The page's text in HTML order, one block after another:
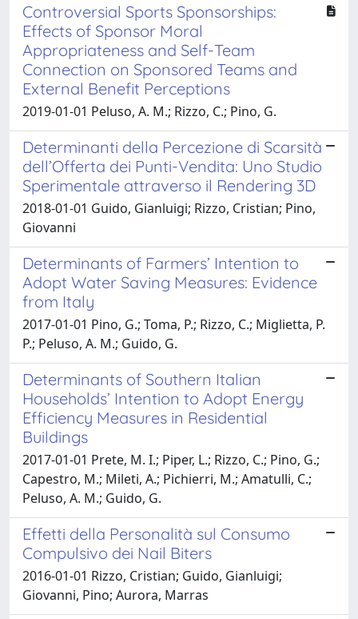
Controversial Sports Sponsorships:
Effects of Sponsor Moral
Appropriateness and Self-Team
Connection on Sponsored Teams and
External Benefit Perceptions
2019-01-01 Peluso, A. M.; Rizzo, C.; Pino, G.
Determinanti della Percezione di Scarsità
dell’Offerta dei Punti-Vendita: Uno Studio
Sperimentale attraverso il Rendering 3D
2018-01-01 Guido, Gianluigi; Rizzo, Cristian; Pino,
Giovanni
Determinants of Farmers’ Intention to
Adopt Water Saving Measures: Evidence
from Italy
2017-01-01 Pino, G.; Toma, P.; Rizzo, C.; Miglietta, P.
P.; Peluso, A. M.; Guido, G.
Determinants of Southern Italian
Households’ Intention to Adopt Energy
Efficiency Measures in Residential
Buildings
2017-01-01 Prete, M. I.; Piper, L.; Rizzo, C.; Pino, G.;
Capestro, M.; Mileti, A.; Pichierri, M.; Amatulli, C.;
Peluso, A. M.; Guido, G.
Effetti della Personalità sul Consumo
Compulsivo dei Nail Biters
2016-01-01 Rizzo, Cristian; Guido, Gianluigi;
Giovanni, Pino; Aurora, Marras